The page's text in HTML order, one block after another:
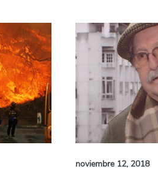
noviembre 12, 2018